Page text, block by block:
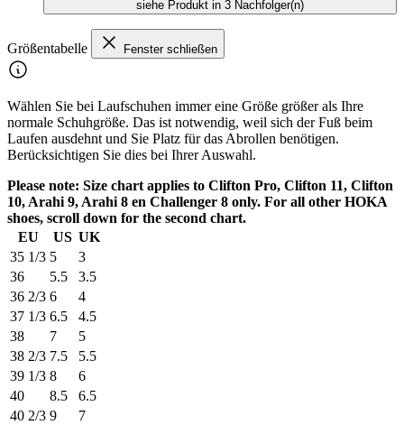
siehe Produkt in 3 Nachfolger(n)
Größentabelle Fenster schließen
Wählen Sie bei Laufschuhen immer eine Größe größer als Ihre
normale Schuhgröße. Das ist notwendig, weil sich der Fuß beim
Laufen ausdehnt und Sie Platz für das Abrollen benötigen.
Berücksichtigen Sie dies bei Ihrer Auswahl.
Please note: Size chart applies to Clifton Pro, Clifton 11, Clifton
10, Arahi 9, Arahi 8 en Challenger 8 only. For all other HOKA
shoes, scroll down for the second chart.
EU
US UK
35 1/3 5
3
36
5.5
3.5
36 2/3 6
4
37 1/3 6.5
4.5
38
7
5
38 2/3 7.5
5.5
39 1/3 8
6
40
8.5
6.5
40 2/3 9
7